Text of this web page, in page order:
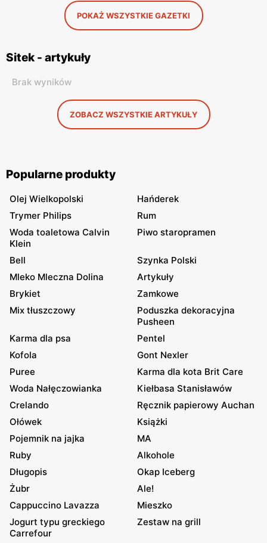
POKAŻ WSZYSTKIE GAZETKI
Sitek - artykuły
Brak wyników
ZOBACZ WSZYSTKIE ARTYKUŁY
Popularne produkty
Olej Wielkopolski
Hańderek
Trymer Philips
Rum
Woda toaletowa Calvin
Klein
Piwo staropramen
Bell
Szynka Polski
Mleko Mleczna Dolina
Artykuły
Brykiet
Zamkowe
Mix tłuszczowy
Poduszka dekoracyjna
Pusheen
Karma dla psa
Pentel
Kofola
Gont Nexler
Puree
Karma dla kota Brit Care
Woda Nałęczowianka
Kiełbasa Stanisławów
Crelando
Ręcznik papierowy Auchan
Ołówek
Książki
Pojemnik na jajka
MA
Ruby
Alkohole
Długopis
Okap Iceberg
Żubr
Ale!
Cappuccino Lavazza
Mieszko
Jogurt typu greckiego
Carrefour
Zestaw na grill